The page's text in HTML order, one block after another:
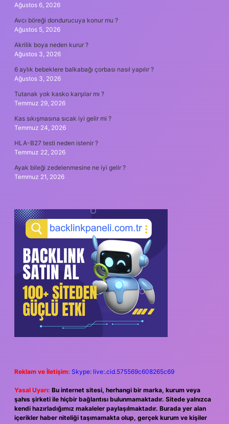
Ağustos 6, 2026
Avcı böreği dondurucuya konur mu ?
Ağustos 5, 2026
Akrilik boya neden kurur ?
Ağustos 3, 2026
6 aylık bebeklere balkabağı çorbası nasıl yapılır ?
Ağustos 3, 2026
Tutanak yok kasko karşılar mı ?
Temmuz 29, 2026
Kas sıkışmasına sıcak iyi gelir mi ?
Temmuz 24, 2026
HLA-B27 testi neden istenir ?
Temmuz 22, 2026
Ayak bileği zedelenmesine ne iyi gelir ?
Temmuz 21, 2026
Reklam ve İletişim: Skype: live:.cid.575569c608265c69
Yasal Uyarı: Bu internet sitesi, herhangi bir marka, kurum veya
şahıs şirketi ile hiçbir bağlantısı bulunmamaktadır. Sitede yalnızca
kendi hazırladığımız makaleler paylaşılmaktadır. Burada yer alan
içerikler haber niteliği taşımamakta olup, gerçek kurum ve kişiler